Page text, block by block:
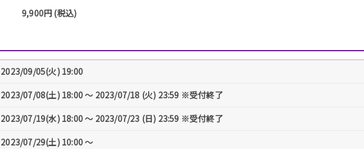
9,900円 (税込)
2023/09/05(火) 19:00
2023/07/08(土) 18:00 〜 2023/07/18 (火) 23:59 ※受付終了
2023/07/19(水) 18:00 〜 2023/07/23 (日) 23:59 ※受付終了
2023/07/29(土) 10:00 〜